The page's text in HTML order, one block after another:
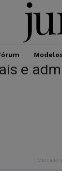
e
Marcado: